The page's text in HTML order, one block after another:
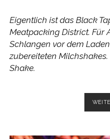
Eigentlich ist das Black
Meatpacking District. Für
Schlangen vor dem
zubereiteten
Shake.